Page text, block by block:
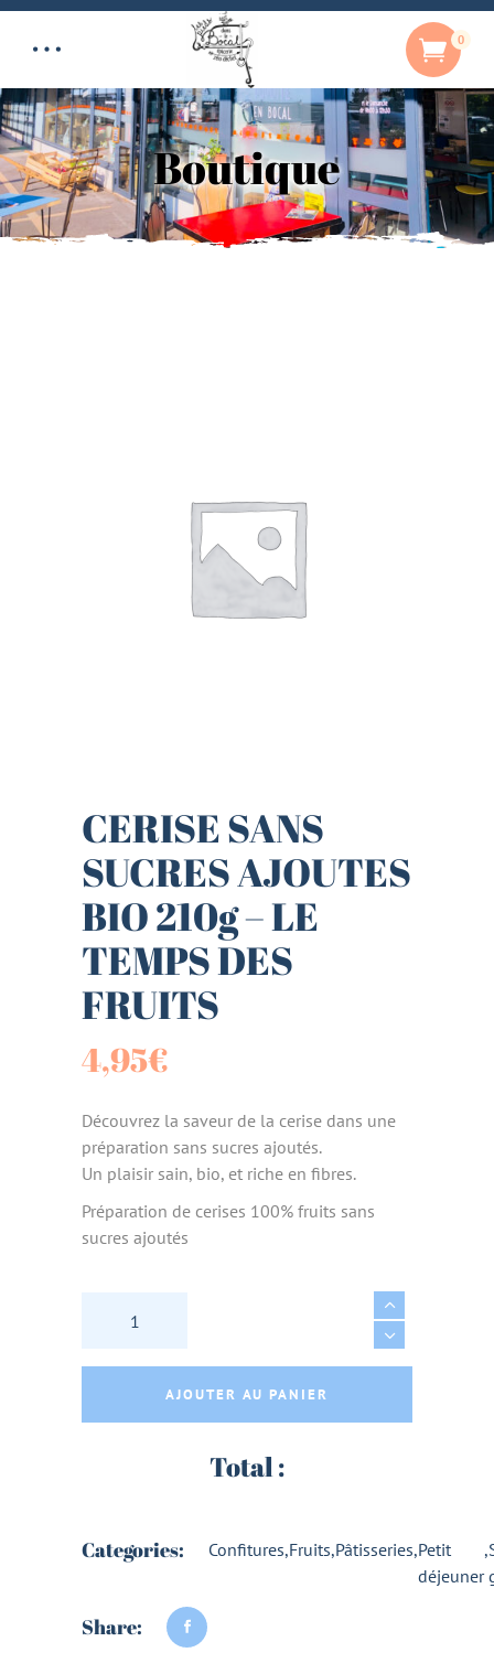
0
Boutique
CERISE SANS
SUCRES AJOUTES
BIO 210g – LE
TEMPS DES
FRUITS
4,95€
Découvrez la saveur de la cerise dans une
préparation sans sucres ajoutés.
Un plaisir sain, bio, et riche en fibres.
Préparation de cerises 100% fruits sans
sucres ajoutés
CERISE SANS SUCRES AJOUTES BIO 210g
AJOUTER AU PANIER
Total :
Categories: Confitures,Fruits,Pâtisseries,Petit
déjeuner
,
Share: